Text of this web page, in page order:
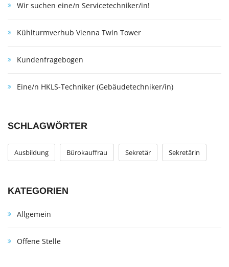
Wir suchen eine/n Servicetechniker/in!
Kühlturmverhub Vienna Twin Tower
Kundenfragebogen
Eine/n HKLS-Techniker (Gebäudetechniker/in)
SCHLAGWÖRTER
Ausbildung Bürokauffrau Sekretär Sekretärin
KATEGORIEN
Allgemein
Offene Stelle